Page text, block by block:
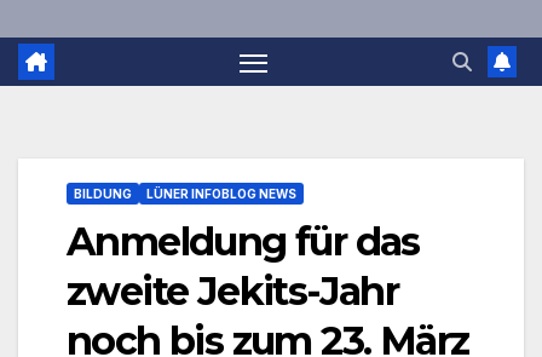
BILDUNG LÜNER INFOBLOG NEWS
Anmeldung für das
zweite Jekits-Jahr
noch bis zum 23. März